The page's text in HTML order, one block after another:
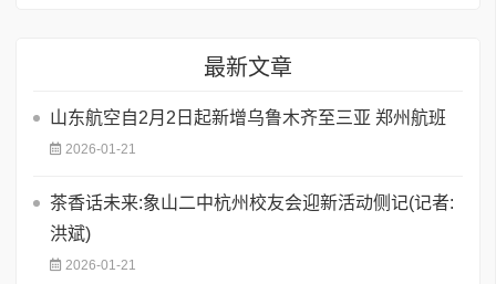
最新文章
山东航空自2月2日起新增乌鲁木齐至三亚 郑州航班
2026-01-21
茶香话未来:象山二中杭州校友会迎新活动侧记(记者:
洪斌)
2026-01-21